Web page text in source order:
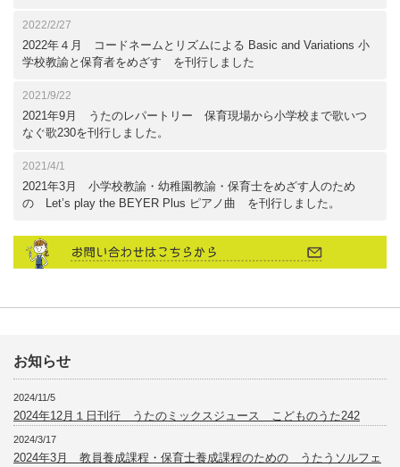
2022/2/27
2022年４月 コードネームとリズムによる Basic and Variations 小
学校教諭と保育者をめざす を刊行しました
2021/9/22
2021年9月 うたのレパートリー 保育現場から小学校まで歌いつ
なぐ歌230を刊行しました。
2021/4/1
2021年3月 小学校教諭・幼稚園教諭・保育士をめざす人のため
の Let’s play the BEYER Plus ピアノ曲 を刊行しました。
お知らせ
2024/11/5
2024年12月１日刊行 うたのミックスジュース こどものうた242
2024/3/17
2024年3月 教員養成課程・保育士養成課程のための うたうソルフェ